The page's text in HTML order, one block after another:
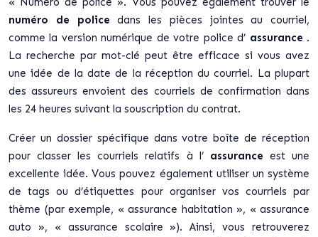
numéro de policedans les pièces jointes au courriel,
comme la version numérique de votre police d’ assurance .
La recherche par mot-clé peut être efficace si vous avez
une idée de la date de la réception du courriel. La plupart
des assureurs envoient des courriels de confirmation dans
les 24 heures suivant la souscription du contrat.
Créer un dossier spécifique dans votre boîte de réception
pour classer les courriels relatifs à l’ assurance est une
excellente idée. Vous pouvez également utiliser un système
de tags ou d’étiquettes pour organiser vos courriels par
thème (par exemple, « assurance habitation », « assurance
auto », « assurance scolaire »). Ainsi, vous retrouverez